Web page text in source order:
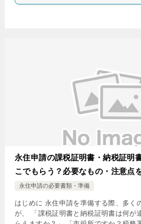
永住申請の課税証明書・納税証明
こでもらう？必要なもの・注意点
永住申請の必要書類・準備
はじめに 永住申請を準備する際、多く
が、 「課税証明書と納税証明書は何が